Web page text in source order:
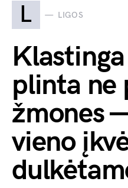
L LIGOS
plinta ne
žmones
vieno